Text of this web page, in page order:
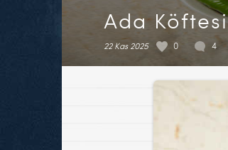
Ada Köftesi
22 Kas 2025 0 4